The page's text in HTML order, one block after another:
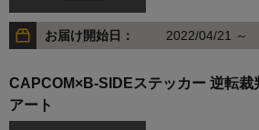
お届け開始日： 2022/04/21 ～
CAPCOM×B-SIDEステッカー 逆転裁
アート